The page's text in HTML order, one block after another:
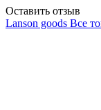
Оставить отзыв
Lanson goods Все